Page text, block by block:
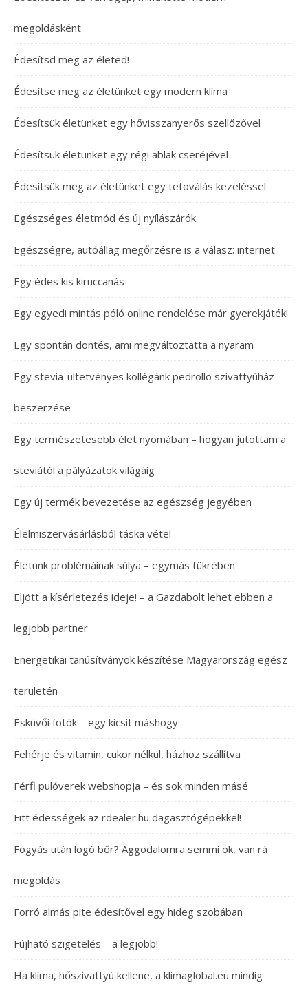
megoldásként
Édesítsd meg az életed!
Édesítse meg az életünket egy modern klíma
Édesítsük életünket egy hővisszanyerős szellőzővel
Édesítsük életünket egy régi ablak cseréjével
Édesítsük meg az életünket egy tetoválás kezeléssel
Egészséges életmód és új nyílászárók
Egészségre, autóállag megőrzésre is a válasz: internet
Egy édes kis kiruccanás
Egy egyedi mintás póló online rendelése már gyerekjáték!
Egy spontán döntés, ami megváltoztatta a nyaram
Egy stevia-ültetvényes kollégánk pedrollo szivattyúház
beszerzése
Egy természetesebb élet nyomában – hogyan jutottam a
steviától a pályázatok világáig
Egy új termék bevezetése az egészség jegyében
Élelmiszervásárlásból táska vétel
Életünk problémáinak súlya – egymás tükrében
Eljött a kísérletezés ideje! – a Gazdabolt lehet ebben a
legjobb partner
Energetikai tanúsítványok készítése Magyarország egész
területén
Esküvői fotók – egy kicsit máshogy
Fehérje és vitamin, cukor nélkül, házhoz szállítva
Férfi pulóverek webshopja – és sok minden másé
Fitt édességek az rdealer.hu dagasztógépekkel!
Fogyás után logó bőr? Aggodalomra semmi ok, van rá
megoldás
Forró almás pite édesítővel egy hideg szobában
Fújható szigetelés – a legjobb!
Ha klíma, hőszivattyú kellene, a klimaglobal.eu mindig